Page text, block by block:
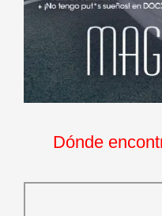
Dónde